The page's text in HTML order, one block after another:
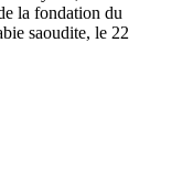
la fondation du
saoudite, le 22